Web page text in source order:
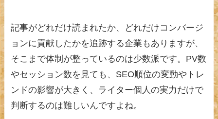
記事がどれだけ読まれたか、どれだけコンバージ
ョンに貢献したかを追跡する企業もありますが、
そこまで体制が整っているのは少数派です。PV数
やセッション数を見ても、SEO順位の変動やトレ
ンドの影響が大きく、ライター個人の実力だけで
判断するのは難しいんですよね。